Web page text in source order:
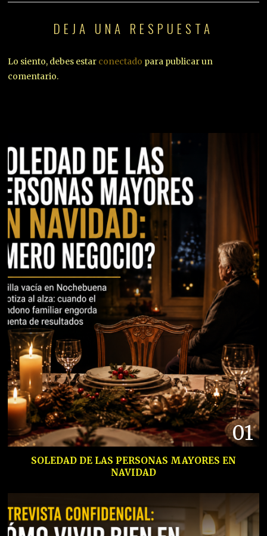
DEJA UNA RESPUESTA
Lo siento, debes estar conectado para publicar un
comentario.
01
SOLEDAD DE LAS PERSONAS MAYORES EN
NAVIDAD